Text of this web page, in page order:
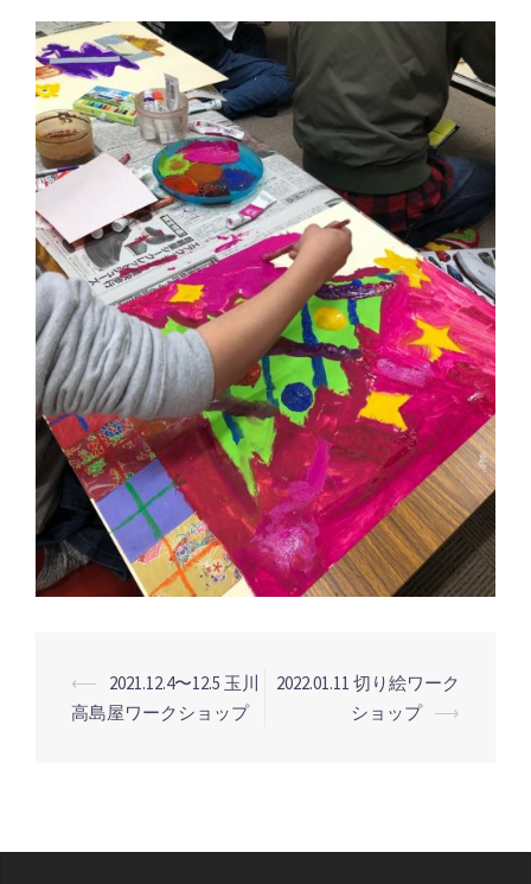
投
稿
ー
⟵
2021.12.4〜12.5 玉川
高島屋ワークショップ
2022.01.11 切り絵ワーク
ショップ ⟶